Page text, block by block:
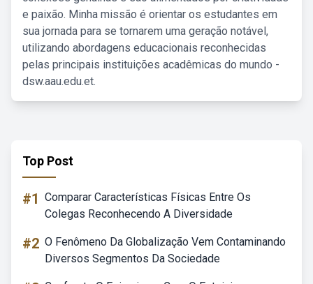
e paixão. Minha missão é orientar os estudantes em
sua jornada para se tornarem uma geração notável,
utilizando abordagens educacionais reconhecidas
pelas principais instituições acadêmicas do mundo -
dsw.aau.edu.et.
Top Post
#1 Comparar Características Físicas Entre Os
Colegas Reconhecendo A Diversidade
#2 O Fenômeno Da Globalização Vem Contaminando
Diversos Segmentos Da Sociedade